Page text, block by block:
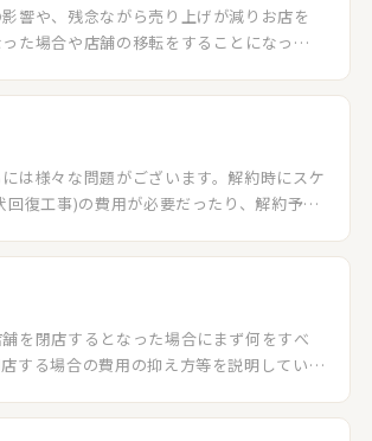
響や、残念ながら売り上げが減りお店を
た場合や店舗の移転をすることになった
ません。設備の調整や整理、看板や装飾
山あり結果コストや時間、手間がかかり
頭を抱えてしまう大阪の店主様へ、みやこ
ストを抑えた閉店の仕方をご提案・サポ
は様々な問題がございます。解約時にスケ
回復工事)の費用が必要だったり、解約予告
をお伝えしております。
を閉店するとなった場合にまず何をすべ
する場合の費用の抑え方等を説明していき
なのか、何をすべきなのか悩む方も多い